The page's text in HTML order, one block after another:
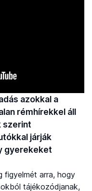
azokkal a
rémhírekkel áll
szerint
járják
gyerekeket
figyelmét arra, hogy
tájékozódjanak,